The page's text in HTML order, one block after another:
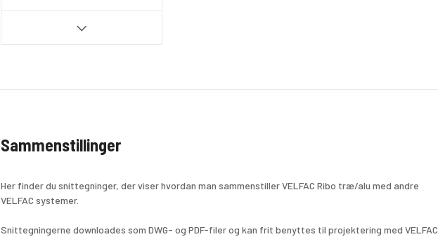
Sammenstillinger
Her finder du snittegninger, der viser hvordan man sammenstiller VELFAC Ribo træ/alu med andre
VELFAC systemer.
Snittegningerne downloades som DWG- og PDF-filer og kan frit benyttes til projektering med VELFAC.